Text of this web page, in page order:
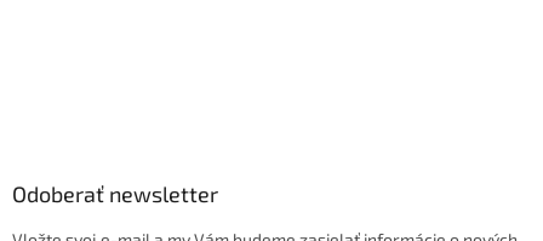
Odoberať newsletter